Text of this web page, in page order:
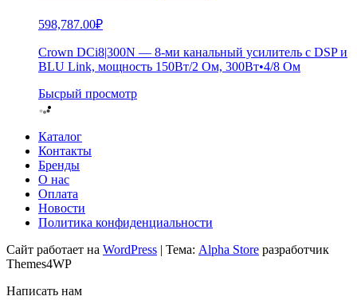
598,787.00₽
Crown DCi8|300N — 8-ми канальный усилитель с DSP и
BLU Link, мощность 150Вт/2 Ом, 300Вт•4/8 Ом
Бысрый просмотр
Каталог
Контакты
Бренды
О нас
Оплата
Новости
Политика конфиденциальности
Сайт работает на WordPress | Тема: Alpha Store разработчик
Themes4WP
Написать нам